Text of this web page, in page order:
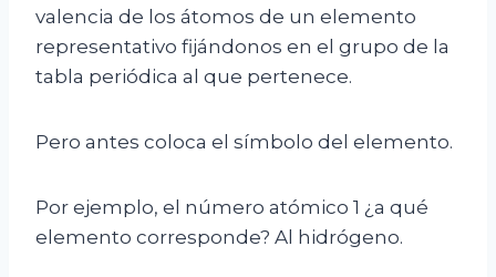
valencia de los átomos de un elemento
representativo fijándonos en el grupo de la
tabla periódica al que pertenece.
Pero antes coloca el símbolo del elemento.
Por ejemplo, el número atómico 1 ¿a qué
elemento corresponde? Al hidrógeno.